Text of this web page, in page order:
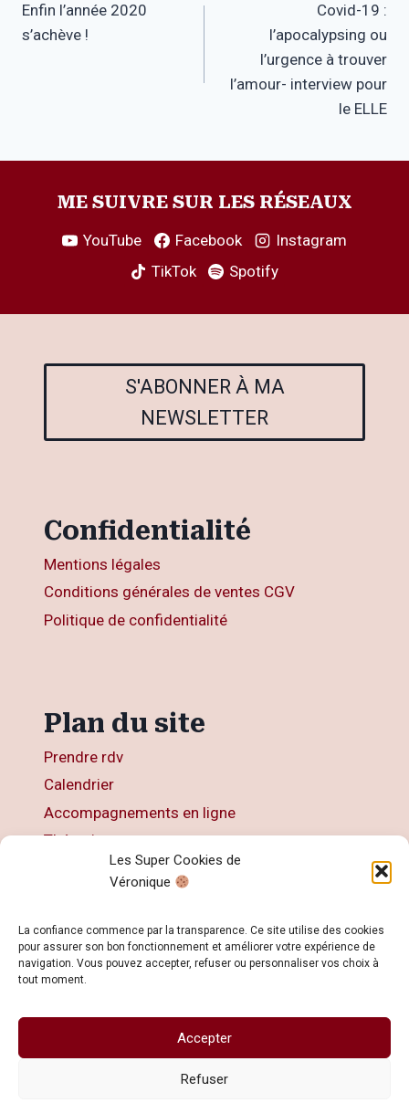
Les Super Cookies de
Véronique
La confiance commence par la transparence. Ce site utilise des cookies
pour assurer son bon fonctionnement et améliorer votre expérience de
navigation. Vous pouvez accepter, refuser ou personnaliser vos choix à
tout moment.
Accepter
Refuser
de
Enfin l’année 2020
s’achève !
Covid-19 :
l’apocalypsing ou
l’urgence à trouver
l’amour- interview pour
le ELLE
ME SUIVRE SUR LES RÉSEAUX
YouTube Facebook
Instagram
TikTok
Spotify
S'ABONNER À MA
NEWSLETTER
Confidentialité
Mentions légales
Conditions générales de ventes CGV
Politique de confidentialité
Plan du site
Prendre rdv
Calendrier
Accompagnements en ligne
Thérapies
Contact
© 2026 Veronique KOHN - Développé avec ♥